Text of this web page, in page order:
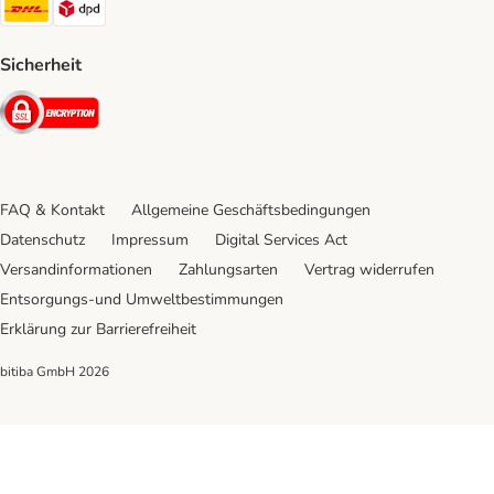
Sicherheit
Security
FAQ & Kontakt
Allgemeine Geschäftsbedingungen
Datenschutz
Impressum
Digital Services Act
Versandinformationen
Zahlungsarten
Vertrag widerrufen
Entsorgungs-und Umweltbestimmungen
Erklärung zur Barrierefreiheit
bitiba GmbH 2026